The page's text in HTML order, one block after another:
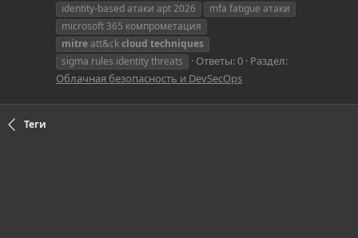
identity-based атаки apt 2026
mfa fatigue атаки
microsoft 365 компрометация
mitreatt&ckcloud techniques
sigma rules identity threats
Ответы: 0 Раздел:
Облачная безопасность и DevSecOps
Теги